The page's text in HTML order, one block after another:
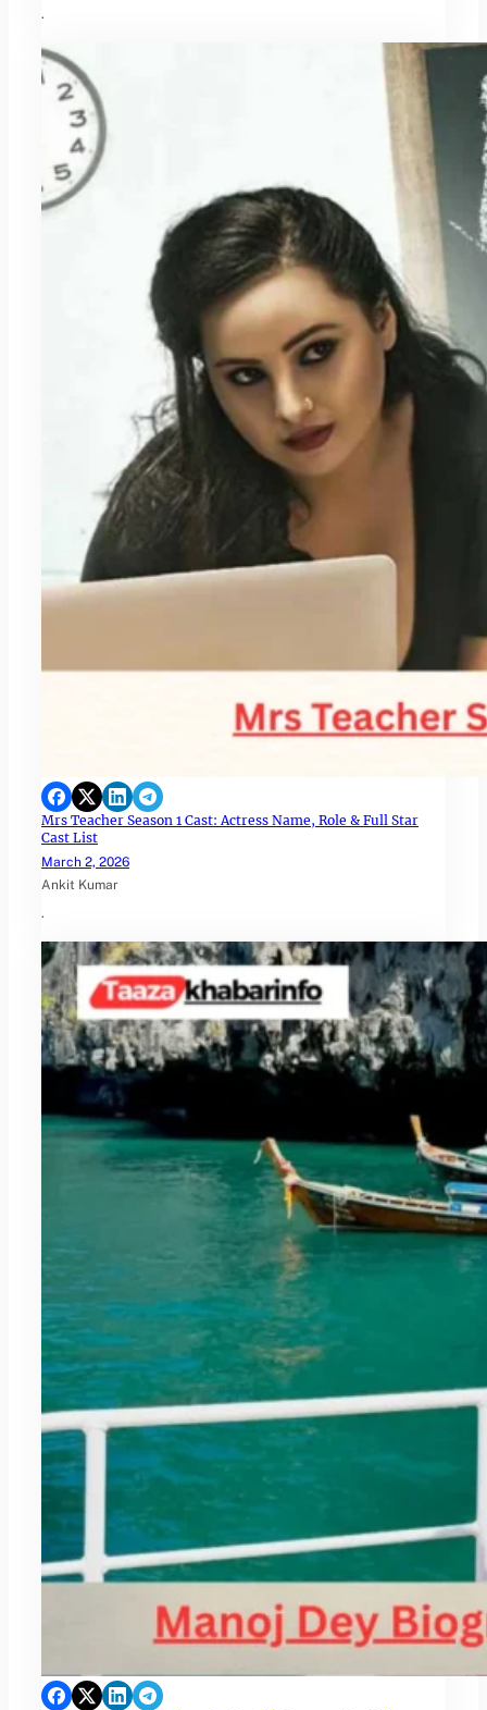
.
Mrs Teacher Season 1 Cast: Actress Name, Role & Full Star
Cast List
March 2, 2026
Ankit Kumar
.